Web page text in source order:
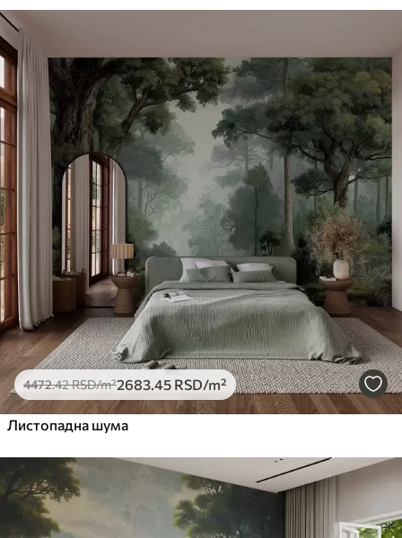
4472.42RSD/m²2683 .45 RSD/m²
Листопадна шума